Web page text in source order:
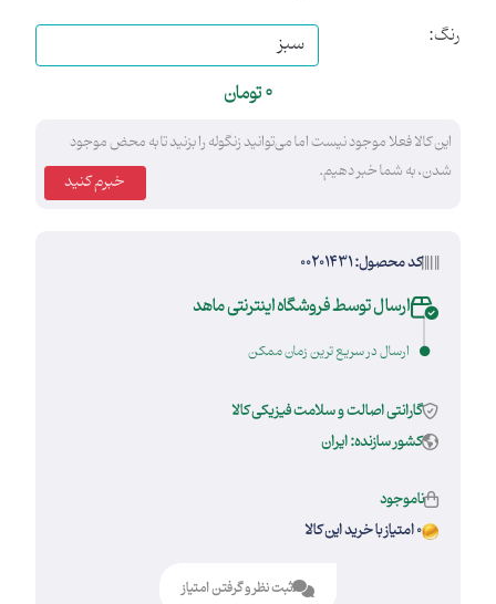
رنگ:
0تومان
این کالا فعلا موجود نیست اما می‌توانید زنگوله را بزنید تا به محض موجود
شدن، به شما خبر دهیم.
کد محصول: 00201431
ارسال توسط فروشگاه اینترنتی ماهد
ارسال در سریع ترین زمان ممکن
گارانتی اصالت و سلامت فیزیکی کالا
کشور سازنده: ایران
ناموجود
0 امتیاز با خرید این کالا
ثبت نظر و گرفتن امتیاز